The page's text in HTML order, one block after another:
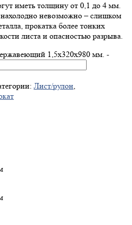
иметь толщину от 0,1 до 4 мм.
невозможно – слишком
прокатка более тонких
листа и опасностью разрыва.
1,5x320x980 мм. -
Лист/рулон,